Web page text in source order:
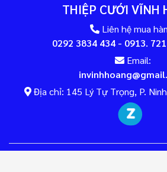
THIỆP CƯỚI VĨNH
Liên hệ mua
0292 3834 434 - 0913.
Email:
Địa chỉ: 145 Lý Tự Trọng, P.